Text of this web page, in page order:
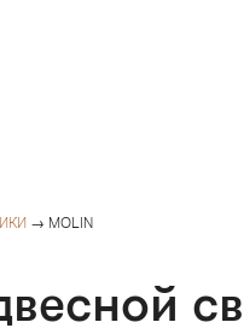
→ MOLIN